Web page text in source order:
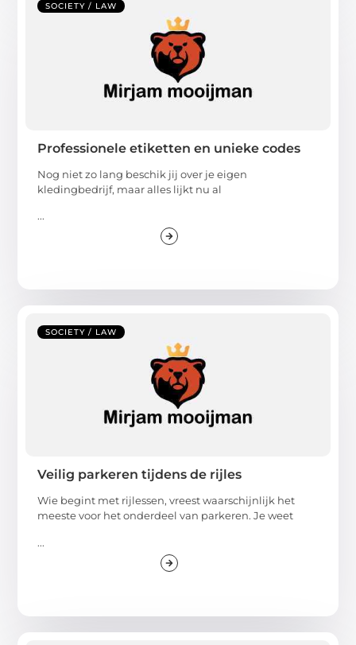
SOCIETY / LAW
Professionele etiketten en unieke codes
Nog niet zo lang beschik jij over je eigen
kledingbedrijf, maar alles lijkt nu al
...
SOCIETY / LAW
Veilig parkeren tijdens de rijles
Wie begint met rijlessen, vreest waarschijnlijk het
meeste voor het onderdeel van parkeren. Je weet
...